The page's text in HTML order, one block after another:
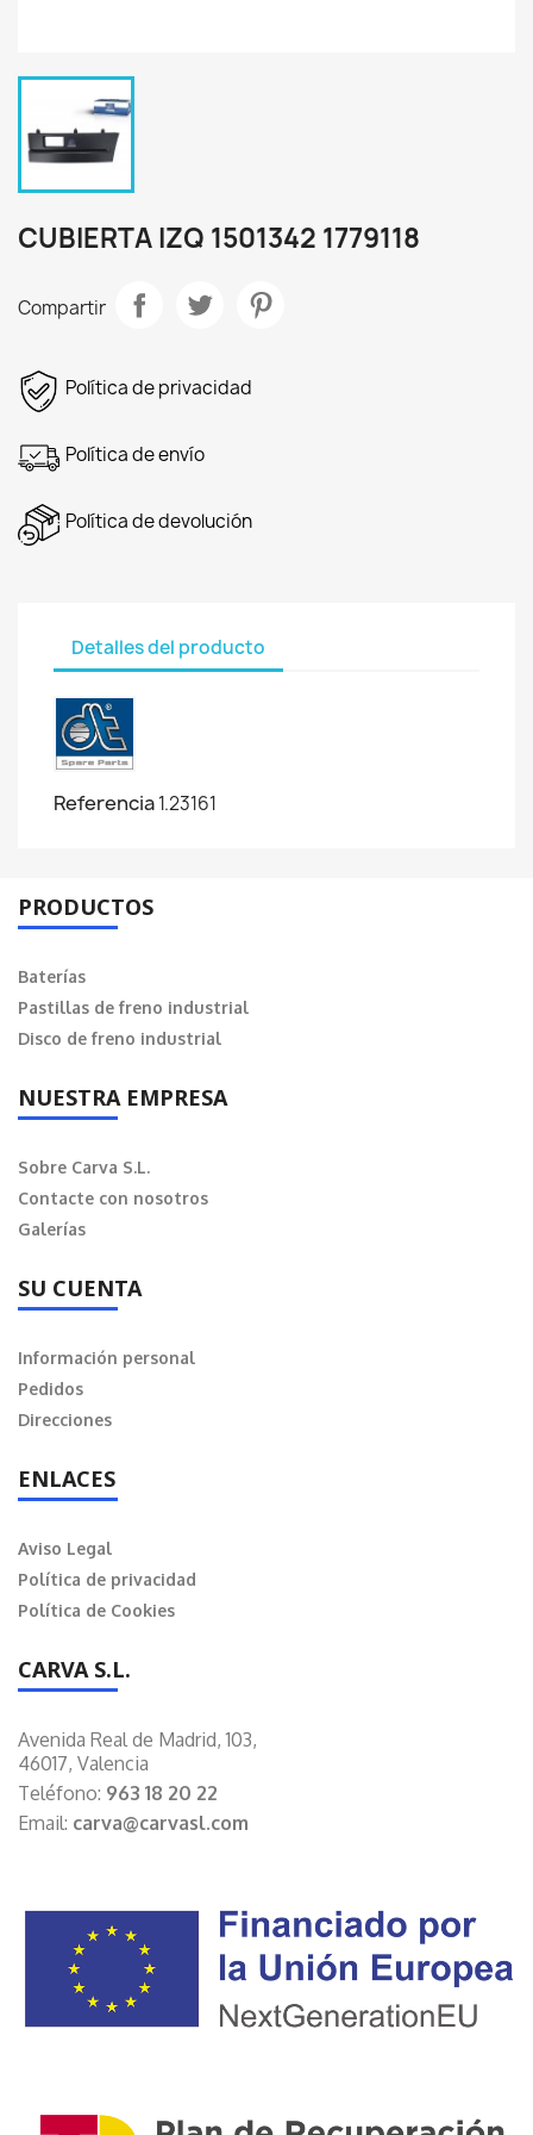
CUBIERTA IZQ 1501342 1779118
Compartir
Política de privacidad
Política de envío
Política de devolución
Detalles del producto
Referencia1.23161
PRODUCTOS
Baterías
Pastillas de freno industrial
Disco de freno industrial
NUESTRA EMPRESA
Sobre Carva S.L.
Contacte con nosotros
Galerías
SU CUENTA
Información personal
Pedidos
Direcciones
ENLACES
Aviso Legal
Política de privacidad
Política de Cookies
CARVA S.L.
Avenida Real de Madrid, 103,
46017, Valencia
Teléfono: 963 18 20 22
Email: carva@carvasl.com